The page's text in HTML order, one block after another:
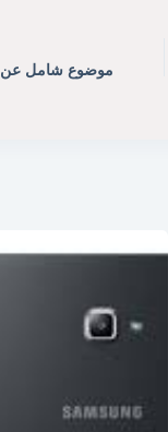
موضوع شامل عن T585 باستخدام الجيتاج